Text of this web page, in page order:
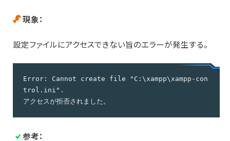
現象：
設定ファイルにアクセスできない旨のエラーが発生する。
Error: Cannot create file "C:\xampp\xampp-con
trol.ini".
アクセスが拒否されました。
参考：